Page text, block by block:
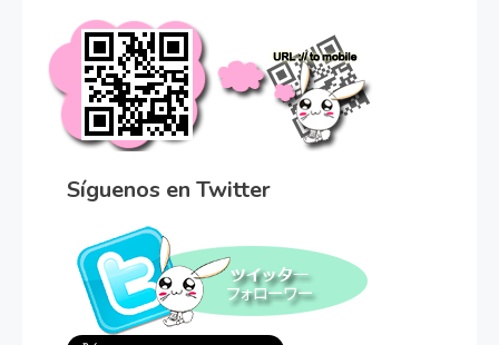
Síguenos en Twitter